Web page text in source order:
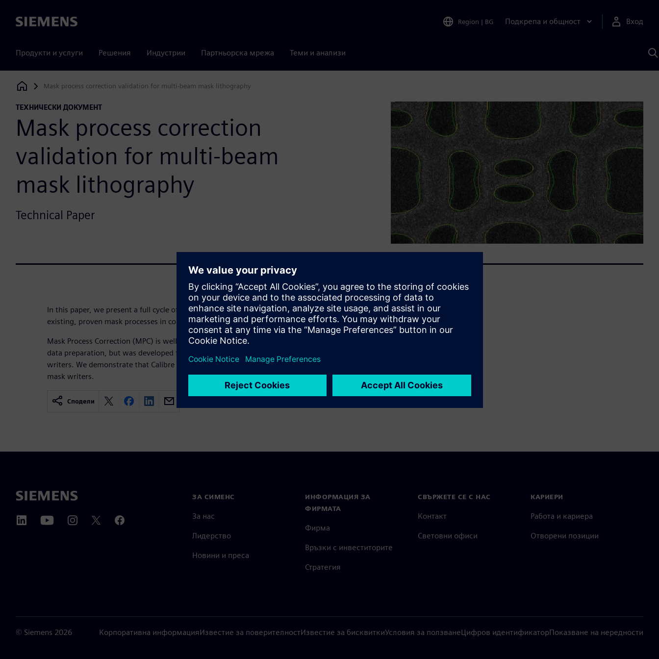
Siemens Region | BG Подкрепа и общност Вход
Продукти и услуги Решения Индустрии Партньорска мрежа Теми и анализи
с
Siemens Digital Industries Software
Mask process correction validation for multi-beam mask lithography
ТЕХНИЧЕСКИ ДОКУМЕНТ
Mask process correction
validation for multi-beam
mask lithography
Technical Paper
In this paper, we present a full cycle of MPC calibration and verification, using
existing, proven mask processes in combination with a novel MBMW system.
Mask Process Correction (MPC) is well established as a necessary step in mask
data preparation, but was developed for vector-shaped beam (VSB) mask
writers. We demonstrate that Calibre MPC is fully applicable to multi-beam
mask writers.
Сподели
ЗА СИМЕНС
За нас
Лидерство
Новини и преса
ИНФОРМАЦИЯ ЗА
ФИРМАТА
Фирма
Връзки с инвеститорите
Стратегия
СВЪРЖЕТЕ СЕ С НАС
Контакт
Световни офиси
КАРИЕРИ
Работа и кариера
Отворени позиции
© Siemens 2026 Корпоративна информацияИзвестие за поверителностИзвестие за бисквиткиУсловия за ползванеЦифров идентификаторПоказване на нередности